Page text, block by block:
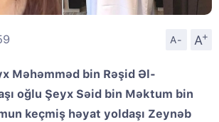
A- A
+
Məhəmməd bin Rəşid Əl-
oğlu Şeyx Səid bin Məktum bin
keçmiş həyat yoldaşı Zeynəb